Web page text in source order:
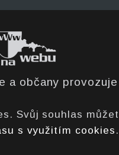
a občany
Svůj souhlas
s využitím cookies .